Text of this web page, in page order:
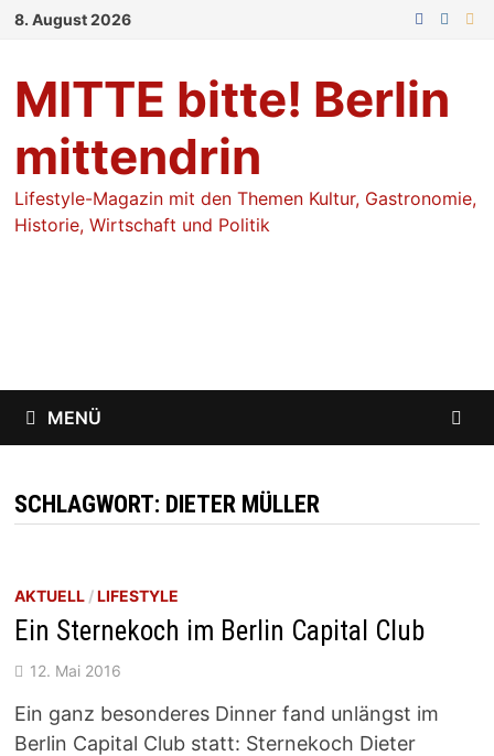
Zum
8. August 2026
MITTE bitte! Berlin
mittendrin
Lifestyle-Magazin mit den Themen Kultur, Gastronomie,
Historie, Wirtschaft und Politik
MENÜ
SCHLAGWORT: DIETER MÜLLER
AKTUELL/LIFESTYLE
Ein Sternekoch im Berlin Capital Club
12. Mai 2016
Ein ganz besonderes Dinner fand unlängst im
Berlin Capital Club statt: Sternekoch Dieter